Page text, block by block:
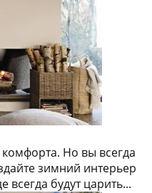
комфорта. Но вы всегда
зимний интерьер
всегда будут царить...